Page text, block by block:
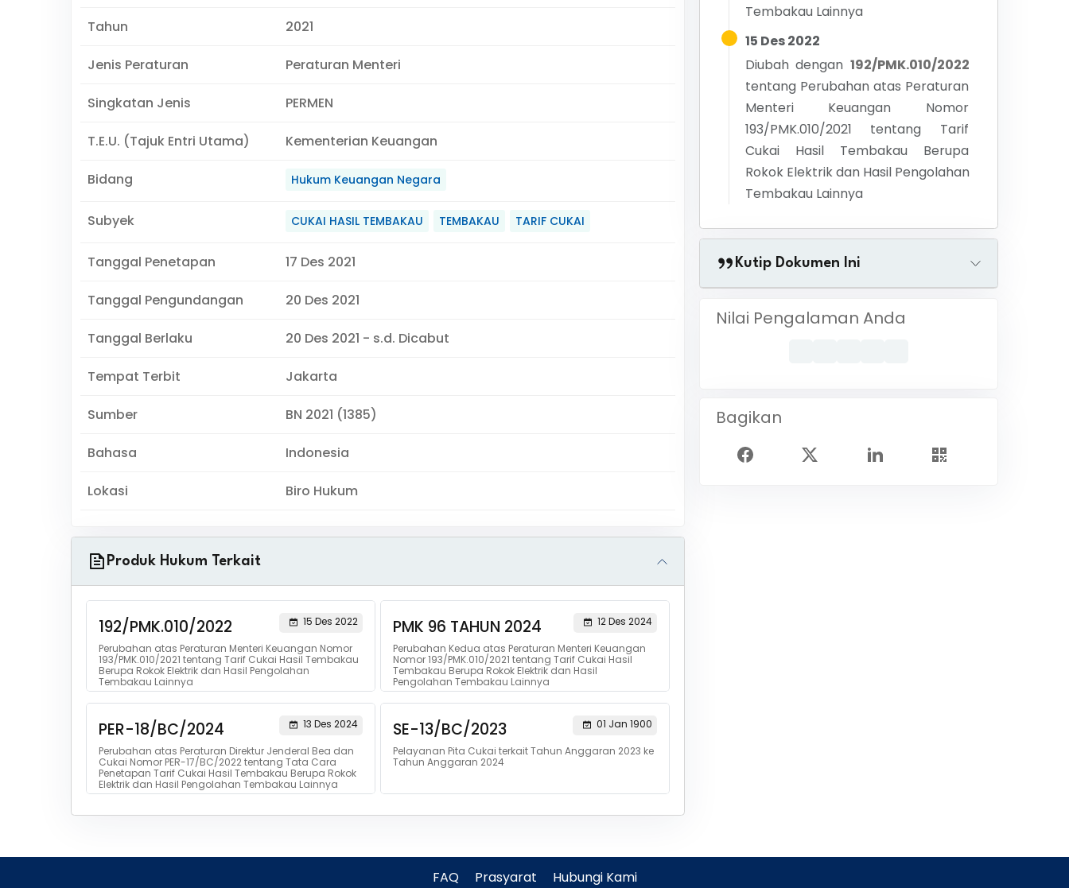
Tahun 2021
Jenis Peraturan Peraturan Menteri
Singkatan Jenis PERMEN
T.E.U. (Tajuk Entri Utama) Kementerian Keuangan
Bidang Hukum Keuangan Negara
Subyek CUKAI HASIL TEMBAKAU TEMBAKAU TARIF CUKAI
Tanggal Penetapan 17 Des 2021
Tanggal Pengundangan 20 Des 2021
Tanggal Berlaku 20 Des 2021 - s.d. Dicabut
Tempat Terbit Jakarta
Sumber BN 2021 (1385)
Bahasa Indonesia
Lokasi Biro Hukum
Produk Hukum Terkait
192/PMK.010/2022
15 Des 2022
Perubahan atas Peraturan Menteri Keuangan Nomor
193/PMK.010/2021 tentang Tarif Cukai Hasil Tembakau
Berupa Rokok Elektrik dan Hasil Pengolahan
Tembakau Lainnya
PMK 96 TAHUN 2024
12 Des 2024
Perubahan Kedua atas Peraturan Menteri Keuangan
Nomor 193/PMK.010/2021 tentang Tarif Cukai Hasil
Tembakau Berupa Rokok Elektrik dan Hasil
Pengolahan Tembakau Lainnya
PER-18/BC/2024
13 Des 2024
Perubahan atas Peraturan Direktur Jenderal Bea dan
Cukai Nomor PER-17/BC/2022 tentang Tata Cara
Penetapan Tarif Cukai Hasil Tembakau Berupa Rokok
Elektrik dan Hasil Pengolahan Tembakau Lainnya
SE-13/BC/2023
01 Jan 1900
Pelayanan Pita Cukai terkait Tahun Anggaran 2023 ke
Tahun Anggaran 2024
Tembakau Lainnya
15 Des 2022
Diubah dengan 192/PMK.010/2022
tentang Perubahan atas Peraturan
Menteri Keuangan Nomor
193/PMK.010/2021 tentang Tarif
Cukai Hasil Tembakau Berupa
Rokok Elektrik dan Hasil Pengolahan
Tembakau Lainnya
Kutip Dokumen Ini
Nilai Pengalaman Anda
Bagikan
FAQ Prasyarat Hubungi Kami